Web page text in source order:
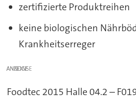
zertifizierte Produktreihen
keine biologischen
Krankheitserreger
ANZEIGE
Foodtec 2015 Halle 04.2 –